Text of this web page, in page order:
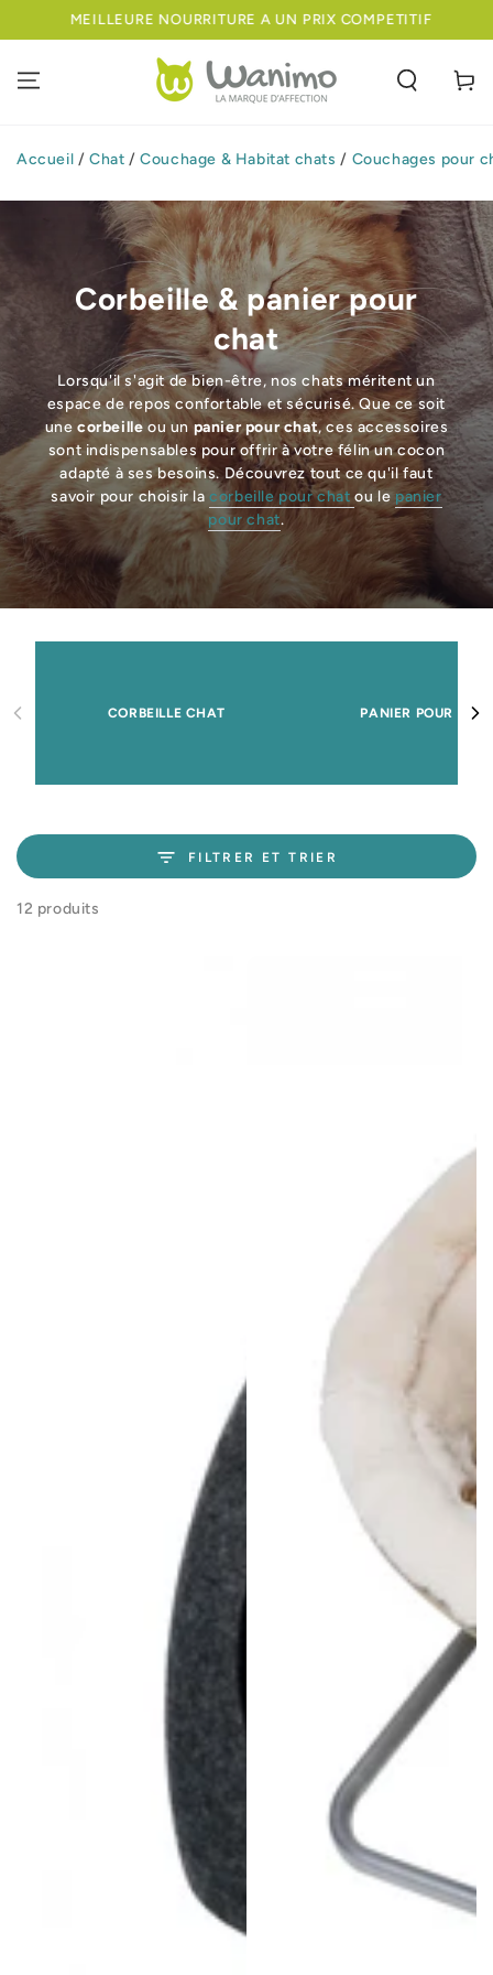
IGNORER LE
MEILLEURE NOURRITURE A UN PRIX COMPETITIF
Panier
Accueil / Chat / Couchage & Habitat chats / Couchages pour
Corbeille & panier pour
chat
Lorsqu'il s'agit de bien-être, nos chats méritent un
espace de repos confortable et sécurisé. Que ce soit
une corbeille ou un panier pour chat, ces accessoires
sont indispensables pour offrir à votre félin un cocon
adapté à ses besoins. Découvrez tout ce qu'il faut
savoir pour choisir lacorbeille pour chatou le panier
pour chat.
CORBEILLE CHAT PANIER POUR
FILTRER ET TRIER
12 produits